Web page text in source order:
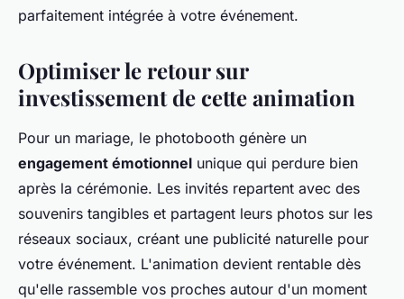
parfaitement intégrée à votre événement.
Optimiser le retour sur
investissement de cette animation
Pour un mariage, le photobooth génère un
engagement émotionnel unique qui perdure bien
après la cérémonie. Les invités repartent avec des
souvenirs tangibles et partagent leurs photos sur les
réseaux sociaux, créant une publicité naturelle pour
votre événement. L'animation devient rentable dès
qu'elle rassemble vos proches autour d'un moment